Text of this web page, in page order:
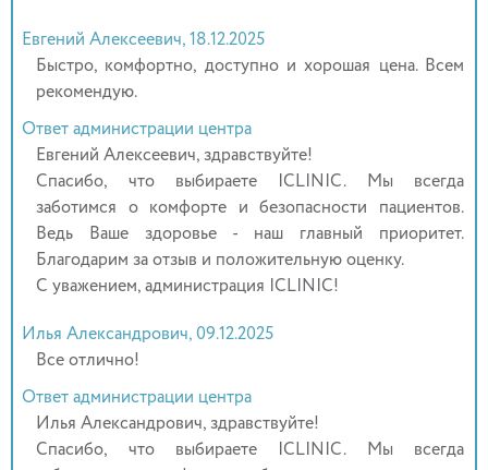
Евгений Алексеевич, 18.12.2025
Быстро, комфортно, доступно и хорошая цена. Всем
рекомендую.
Ответ администрации центра
Евгений Алексеевич, здравствуйте!
Спасибо, что выбираете ICLINIC. Мы всегда
заботимся о комфорте и безопасности пациентов.
Ведь Ваше здоровье - наш главный приоритет.
Благодарим за отзыв и положительную оценку.
С уважением, администрация ICLINIC!
Илья Александрович, 09.12.2025
Все отлично!
Ответ администрации центра
Илья Александрович, здравствуйте!
Спасибо, что выбираете ICLINIC. Мы всегда